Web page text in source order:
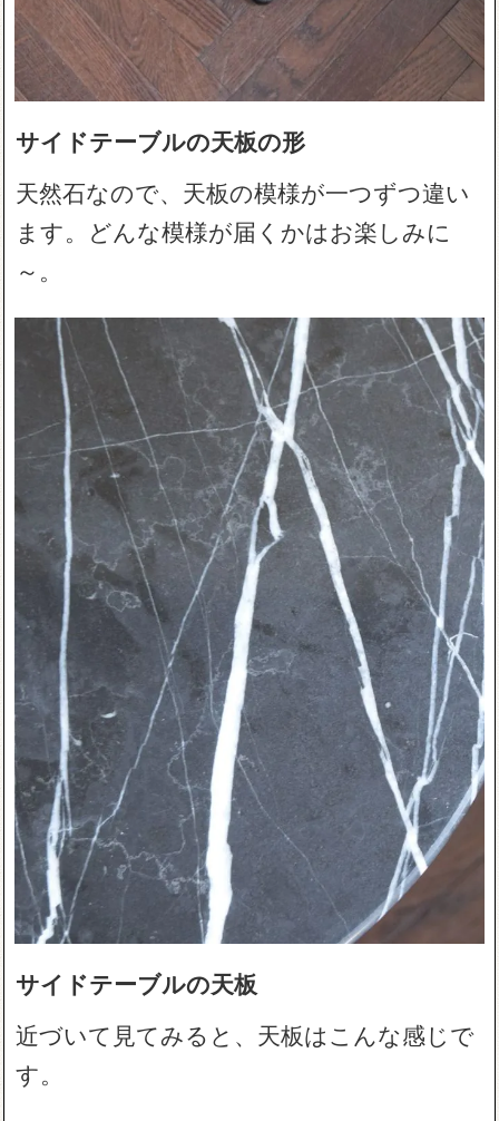
サイドテーブルの天板の形
天然石なので、天板の模様が一つずつ違い
ます。どんな模様が届くかはお楽しみに
～。
サイドテーブルの天板
近づいて見てみると、天板はこんな感じで
す。